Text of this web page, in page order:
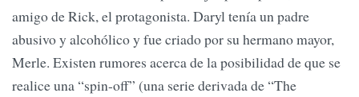
amigo de Rick, el protagonista. Daryl tenía un padre
abusivo y alcohólico y fue criado por su hermano mayor,
Merle. Existen rumores acerca de la posibilidad de que se
realice una “spin-off” (una serie derivada de “The